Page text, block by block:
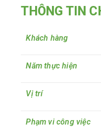
THÔNG TIN
Khách hàng
Năm thực hiện
Vị trí
Phạm vi công việc